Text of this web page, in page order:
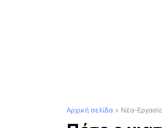
Αρχική σελίδα Νέα-